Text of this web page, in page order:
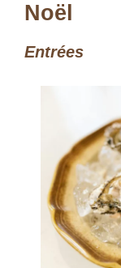
Noël
Entrées